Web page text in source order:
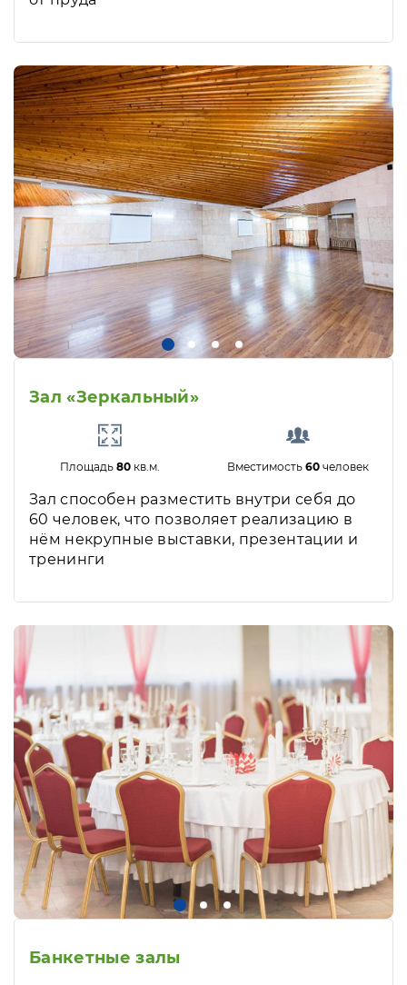
Зал «Зеркальный»
Площадь 80кв.м. Вместимость60 человек
Зал способен разместить внутри себя до
60 человек, что позволяет реализацию в
нём некрупные выставки, презентации и
тренинги
Банкетные залы